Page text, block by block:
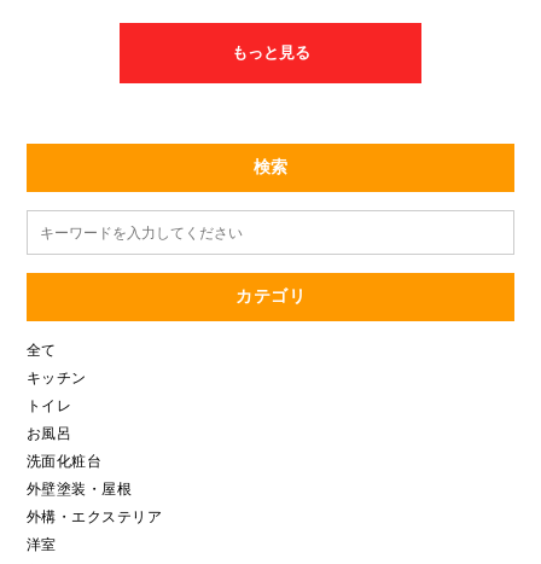
い！！と大変喜んでいただけました(*'▽') お家の事でお悩みを持
もっと見る
検索
カテゴリ
全て
キッチン
トイレ
お風呂
洗面化粧台
外壁塗装・屋根
外構・エクステリア
洋室